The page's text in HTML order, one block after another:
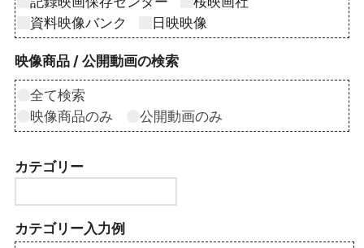
資料映像バンク
日映映像
映像商品 / 公開動画の検索
全て検索
映像商品のみ
公開動画のみ
カテゴリー
カテゴリー入力例